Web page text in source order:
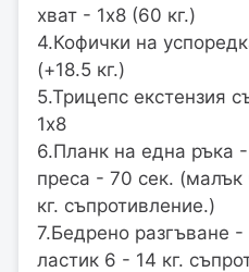
хват - 1х8 (60 кг.)
4.Кофички на
(+18.5 кг.)
5.Трицепс екстензия
1х8
6.Планк на една ръка
преса - 70 сек. (малък
кг. съпротивление.)
7.Бедрено разгъване
ластик 6 - 14 кг.